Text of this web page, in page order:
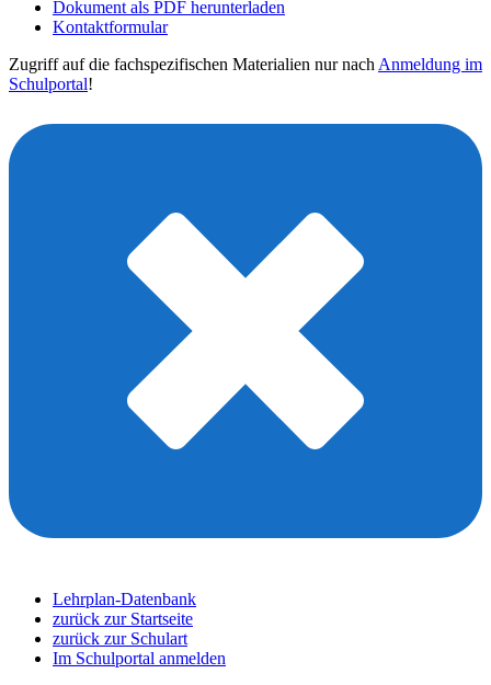
Dokument als PDF herunterladen
Kontaktformular
Zugriff auf die fachspezifischen Materialien nur nach Anmeldung im
Schulportal!
Lehrplan-Datenbank
zurück zur Startseite
zurück zur Schulart
Im Schulportal anmelden